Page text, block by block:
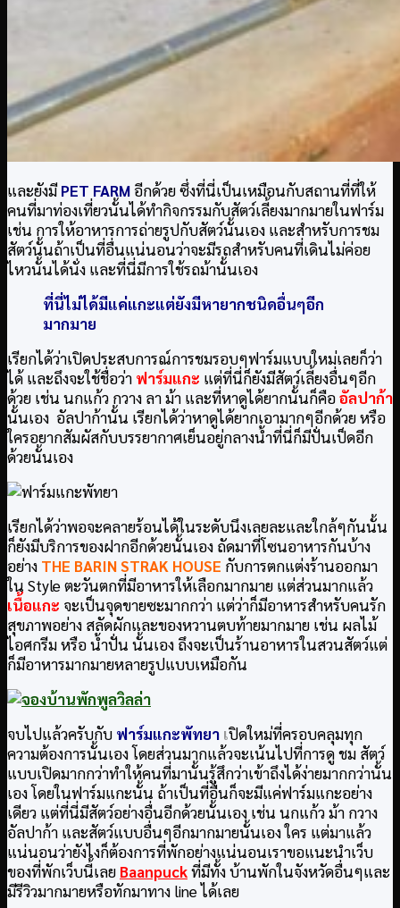
และยังมีPET FARMอีกด้วย ซึ่งที่นี่เป็นเหมือนกับสถานที่ที่ให้
คนที่มาท่องเที่ยวนั้นได้ทำกิจกรรมกับสัตว์เลี้ยงมากมายในฟาร์ม
เช่น การให้อาหารการถ่ายรูปกับสัตว์นั้นเอง และสำหรับการชม
สัตว์นั้นถ้าเป็นที่อื่นแน่นอนว่าจะมีรถสำหรับคนที่เดินไม่ค่อย
ไหวนั้นได้นั่ง และที่นี่มีการใช้รถม้านั้นเอง
ที่นี่ไม่ได้มีแค่แกะแต่ยังมีหายากชนิดอื่นๆอีก
มากมาย
เรียกได้ว่าเปิดประสบการณ์การชมรอบๆฟาร์มแบบใหม่เลยก็ว่า
ได้ และถึงจะใช้ชื่อว่า ฟาร์มแกะ แต่ที่นี่ก็ยังมีสัตว์เลี้ยงอื่นๆอีก
ด้วย เช่น นกแก้ว กวาง ลา ม้า และที่หาดูได้ยากนั้นก็คืออัลปาก้า
นั้นเอง อัลปาก้านั้น เรียกได้ว่าหาดูได้ยากเอามากๆอีกด้วย หรือ
ใครอยากสัมผัสกับบรรยากาศเย็นอยู่กลางน้ำที่นี่ก็มีปั่นเป็ดอีก
ด้วยนั้นเอง
เรียกได้ว่าพอจะคลายร้อนได้ในระดับนึงเลยละและใกล้ๆกันนั้น
ก็ยังมีบริการของฝากอีกด้วยนั้นเอง ถัดมาที่โซนอาหารกันบ้าง
อย่าง THE BARIN STRAK HOUSE กับการตกแต่งร้านออกมา
ใน Style ตะวันตกที่มีอาหารให้เลือกมากมาย แต่ส่วนมากแล้ว
เนื้อแกะ จะเป็นจุดขายซะมากกว่า แต่ว่าก็มีอาหารสำหรับคนรัก
สุขภาพอย่าง สลัดผักและของหวานตบท้ายมากมาย เช่น ผลไม้
ไอศกรีม หรือ น้ำปั่น นั้นเอง ถึงจะเป็นร้านอาหารในสวนสัตว์แต่
ก็มีอาหารมากมายหลายรูปแบบเหมือกัน
จบไปแล้วครับกับ ฟาร์มแกะพัทยา เปิดใหม่ที่ครอบคลุมทุก
ความต้องการนั้นเอง โดยส่วนมากแล้วจะเน้นไปที่การดู ชม สัตว์
แบบเปิดมากกว่าทำให้คนที่มานั้นรู้สึกว่าเข้าถึงได้ง่ายมากกว่านั้น
เอง โดยในฟาร์มแกะนั้น ถ้าเป็นที่อื่นก็จะมีแค่ฟาร์มแกะอย่าง
เดียว แต่ที่นี่มีสัตว์อย่างอื่นอีกด้วยนั้นเอง เช่น นกแก้ว ม้า กวาง
อัลปาก้า และสัตว์แบบอื่นๆอีกมากมายนั้นเอง ใคร แต่มาแล้ว
แน่นอนว่ายังไงก็ต้องการที่พักอย่างแน่นอนเราขอแนะนำเว็บ
ของที่พักเว็บนี้เลย Baanpuckที่มีทั้ง บ้านพักในจังหวัดอื่นๆและ
มีรีวิวมากมายหรือทักมาทาง line ได้เลย